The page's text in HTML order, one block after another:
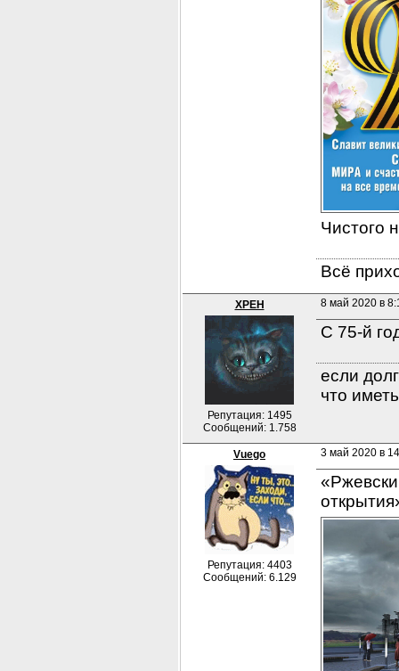
Чистого
Всё
XPEH
Репутация: 1495
Сообщений: 1.758
8 май 2020 в
C 75-й
если
что
Vuego
Репутация: 4403
Сообщений: 6.129
3 май 2020 в